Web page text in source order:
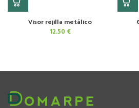
Visor rejilla metálico
12.50 €